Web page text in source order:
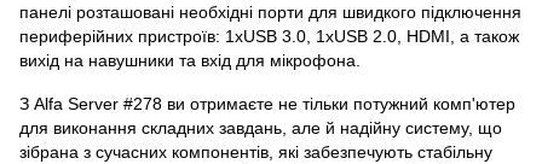
панелі розташовані необхідні порти для швидкого підключення
периферійних пристроїв: 1xUSB 3.0, 1xUSB 2.0, HDMI, а також
вихід на навушники та вхід для мікрофона.
З Alfa Server #278 ви отримаєте не тільки потужний комп'ютер
для виконання складних завдань, але й надійну систему, що
зібрана з сучасних компонентів, які забезпечують стабільну